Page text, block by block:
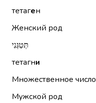
тетаген
Женский род
תְּטַגְּנִי
тетагни
Множественное число
Мужской род